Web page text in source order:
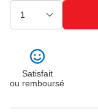
Satisfait
ou remboursé